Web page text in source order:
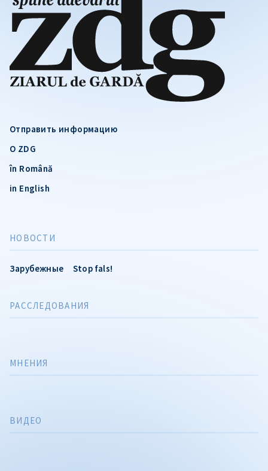
Отправить информацию
О ZDG
în Română
in English
НОВОСТИ
Зарубежные Stop fals!
РАССЛЕДОВАНИЯ
МНЕНИЯ
ВИДЕО